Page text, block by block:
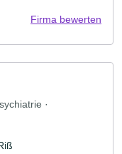
Firma bewerten
·